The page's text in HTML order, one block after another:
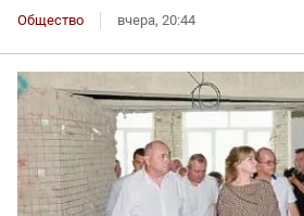
Общество вчера, 20:44